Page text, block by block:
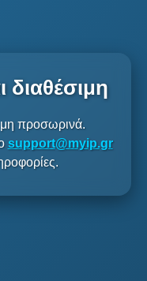
διαθέσιμη
προσωρινά.
support@myip.gr